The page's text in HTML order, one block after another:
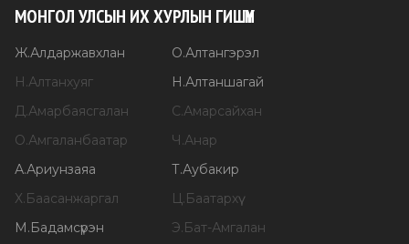
МОНГОЛ УЛСЫН ИХ ХУРЛЫН ГИШҮҮН
Ж.Алдаржавхлан О.Алтангэрэл
Н.Алтанхуяг Н.Алтаншагай
Д.Амарбаясгалан С.Амарсайхан
О.Амгаланбаатар Ч.Анар
А.Ариунзаяа Т.Аубакир
Х.Баасанжаргал Ц.Баатархүү
М.Бадамсүрэн Э.Бат-Амгалан